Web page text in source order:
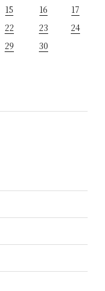
15 16
17
22 23
24
29 30